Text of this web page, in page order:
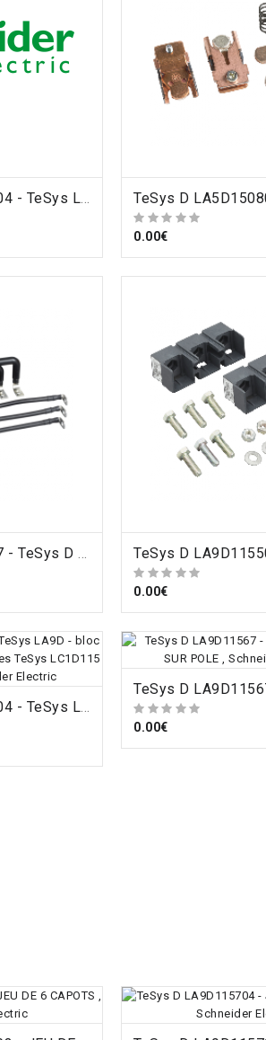
ORDRE
0.00€
ORDRE
0.00€
TeSys D LA9D115604 - TeSys LA9D - bloc de connexion - pour 4 pôles TeSys LC1D115 - lot de 2 , Schneider Electric
ORDRE
0.00€